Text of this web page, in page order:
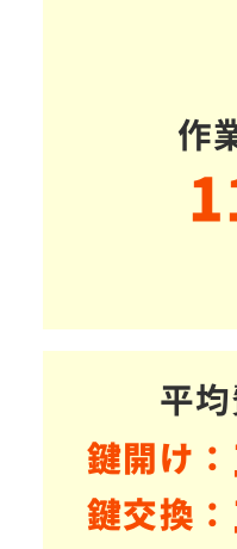
作
平
鍵開け：
鍵交換：